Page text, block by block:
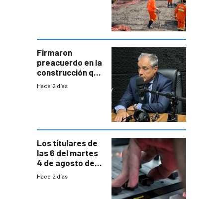
a revisar
proyectos
Firmaron
preacuerdo en la
construcción que
comprende
Hace 2 días
Los titulares de
las 6 del martes
4 de agosto de
2026
Hace 2 días